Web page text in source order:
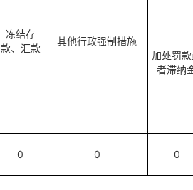
冻结存
款、汇款
其他行政强制措施
加处罚款
者滞纳
0 0 0